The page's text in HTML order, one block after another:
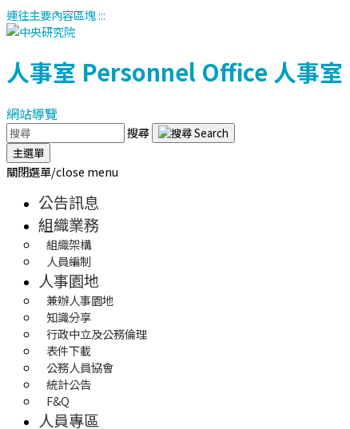
連往主要內容區塊:::
人事室 Personnel Office 人事室
網站導覽
搜尋
主選單
關閉選單/close menu
公告訊息
組織業務
組織架構
人員編制
人事園地
兼辦人事園地
知識分享
行政中立及公務倫理
表件下載
公務人員協會
統計公告
F&Q
人員專區